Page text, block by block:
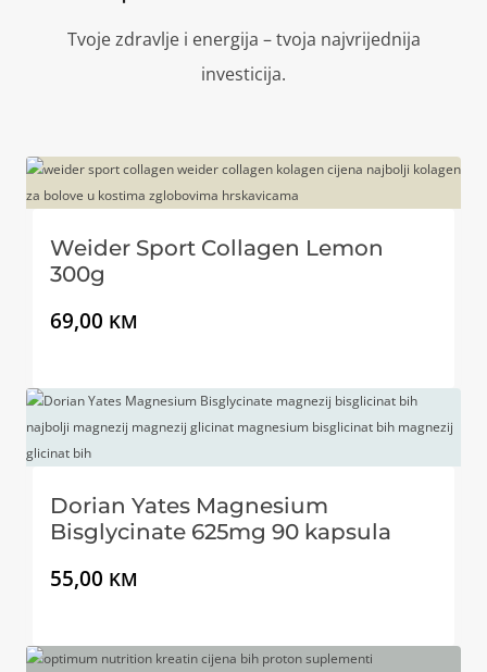
Tvoje zdravlje i energija – tvoja najvrijednija
investicija.
Weider Sport Collagen Lemon
300g
69,00 KM
Dorian Yates Magnesium
Bisglycinate 625mg 90 kapsula
55,00 KM